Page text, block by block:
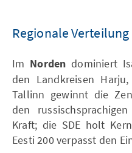
Regionale Verteilung
Im Norden dominiert
den Landkreisen
Tallinn gewinnt die
den
Kraft; die SDE holt
Eesti 200 verpasst den